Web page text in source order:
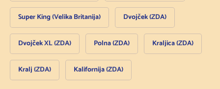
Super King (Velika Britanija) Dvojček (ZDA)
Dvojček XL (ZDA) Polna (ZDA) Kraljica (ZDA)
Kralj (ZDA) Kalifornija (ZDA)